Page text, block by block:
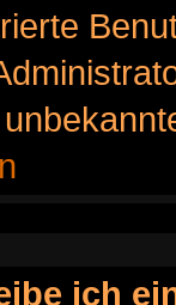
ich